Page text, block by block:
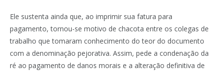
Ele sustenta ainda que, ao imprimir sua fatura para
pagamento, tornou-se motivo de chacota entre os colegas de
trabalho que tomaram conhecimento do teor do documento
com a denominação pejorativa. Assim, pede a condenação da
ré ao pagamento de danos morais e a alteração definitiva de